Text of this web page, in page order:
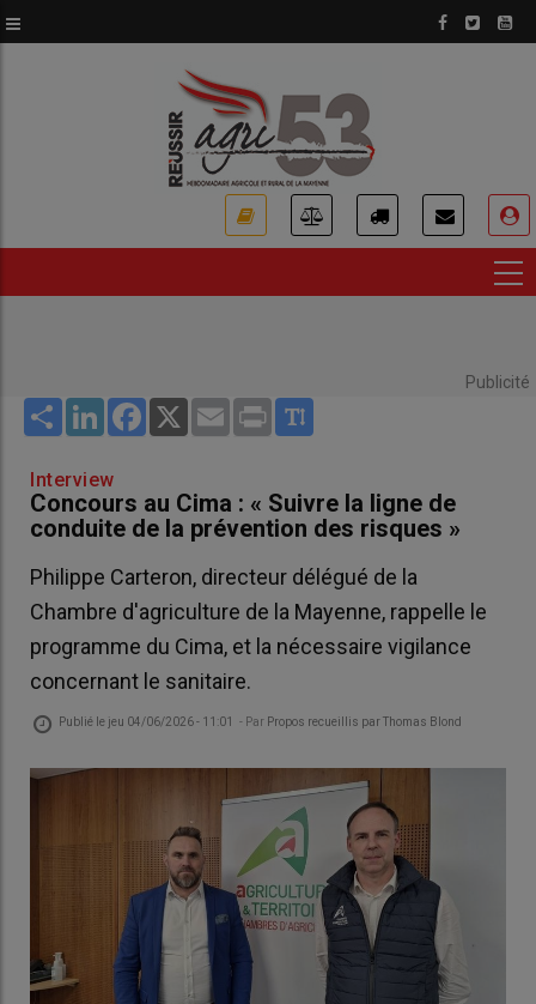
au
Publicité
Share LinkedInFacebook
X Email Print
Interview
Concours au Cima : « Suivre la ligne de
conduite de la prévention des risques »
Philippe Carteron, directeur délégué de la
Chambre d'agriculture de la Mayenne, rappelle le
programme du Cima, et la nécessaire vigilance
concernant le sanitaire.
Publié le jeu 04/06/2026 - 11:01 - Par Propos recueillis par Thomas Blond